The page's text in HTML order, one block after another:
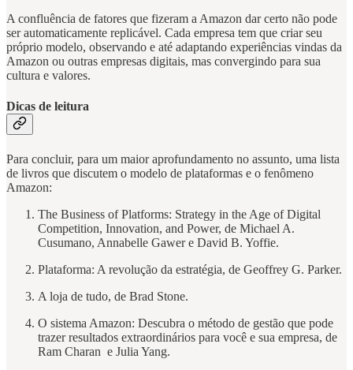
A confluência de fatores que fizeram a Amazon dar certo não pode
ser automaticamente replicável. Cada empresa tem que criar seu
próprio modelo, observando e até adaptando experiências vindas da
Amazon ou outras empresas digitais, mas convergindo para sua
cultura e valores.
Dicas de leitura
Para concluir, para um maior aprofundamento no assunto, uma lista
de livros que discutem o modelo de plataformas e o fenômeno
Amazon:
The Business of Platforms: Strategy in the Age of Digital
Competition, Innovation, and Power, de Michael A.
Cusumano, Annabelle Gawer e David B. Yoffie.
Plataforma: A revolução da estratégia, de Geoffrey G. Parker.
A loja de tudo, de Brad Stone.
O sistema Amazon: Descubra o método de gestão que pode
trazer resultados extraordinários para você e sua empresa, de
Ram Charan e Julia Yang.